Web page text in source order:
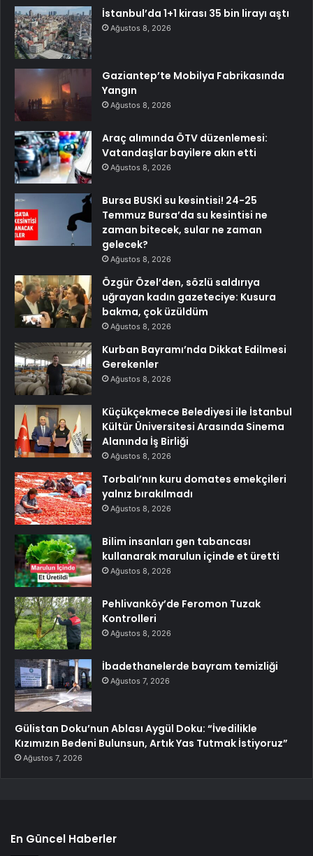
İstanbul’da 1+1 kirası 35 bin lirayı aştı
Ağustos 8, 2026
Gaziantep’te Mobilya Fabrikasında
Yangın
Ağustos 8, 2026
Araç alımında ÖTV düzenlemesi:
Vatandaşlar bayilere akın etti
Ağustos 8, 2026
Bursa BUSKİ su kesintisi! 24-25
Temmuz Bursa’da su kesintisi ne
zaman bitecek, sular ne zaman
gelecek?
Ağustos 8, 2026
Özgür Özel’den, sözlü saldırıya
uğrayan kadın gazeteciye: Kusura
bakma, çok üzüldüm
Ağustos 8, 2026
Kurban Bayramı’nda Dikkat Edilmesi
Gerekenler
Ağustos 8, 2026
Küçükçekmece Belediyesi ile İstanbul
Kültür Üniversitesi Arasında Sinema
Alanında İş Birliği
Ağustos 8, 2026
Torbalı’nın kuru domates emekçileri
yalnız bırakılmadı
Ağustos 8, 2026
Bilim insanları gen tabancası
kullanarak marulun içinde et üretti
Ağustos 8, 2026
Pehlivanköy’de Feromon Tuzak
Kontrolleri
Ağustos 8, 2026
İbadethanelerde bayram temizliği
Ağustos 7, 2026
Gülistan Doku’nun Ablası Aygül Doku: “İvedilikle
Kızımızın Bedeni Bulunsun, Artık Yas Tutmak İstiyoruz”
Ağustos 7, 2026
En Güncel Haberler